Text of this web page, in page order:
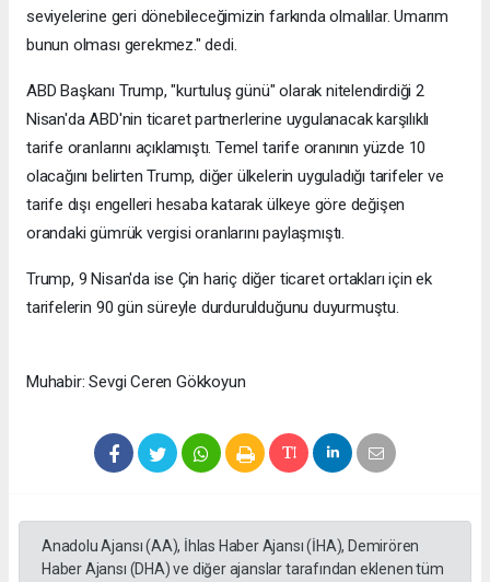
seviyelerine geri dönebileceğimizin farkında olmalılar. Umarım
bunun olması gerekmez." dedi.
ABD Başkanı Trump, "kurtuluş günü" olarak nitelendirdiği 2
Nisan'da ABD'nin ticaret partnerlerine uygulanacak karşılıklı
tarife oranlarını açıklamıştı. Temel tarife oranının yüzde 10
olacağını belirten Trump, diğer ülkelerin uyguladığı tarifeler ve
tarife dışı engelleri hesaba katarak ülkeye göre değişen
orandaki gümrük vergisi oranlarını paylaşmıştı.
Trump, 9 Nisan'da ise Çin hariç diğer ticaret ortakları için ek
tarifelerin 90 gün süreyle durdurulduğunu duyurmuştu.
Muhabir: Sevgi Ceren Gökkoyun
Anadolu Ajansı (AA), İhlas Haber Ajansı (İHA), Demirören
Haber Ajansı (DHA) ve diğer ajanslar tarafından eklenen tüm